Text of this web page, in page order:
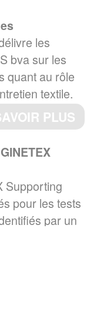
les
bva sur les
au rôle
textile.
PLUS
pour les tests
par un
habitudes